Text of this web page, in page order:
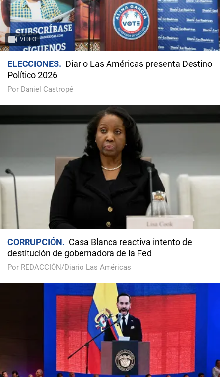
VIDEO
ELECCIONES
Diario Las Américas presenta Destino
Político 2026
Por Daniel Castropé
CORRUPCIÓN
Casa Blanca reactiva intento de
destitución de gobernadora de la Fed
Por REDACCIÓN/Diario Las Américas